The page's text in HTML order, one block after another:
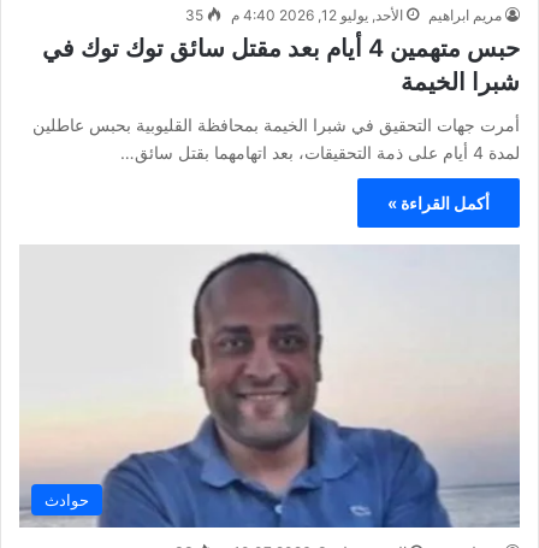
مريم ابراهيم الأحد, يوليو 12, 2026 4:40 م 35
حبس متهمين 4 أيام بعد مقتل سائق توك توك في
شبرا الخيمة
أمرت جهات التحقيق في شبرا الخيمة بمحافظة القليوبية بحبس عاطلين
لمدة 4 أيام على ذمة التحقيقات، بعد اتهامهما بقتل سائق…
أكمل القراءة »
حوادث